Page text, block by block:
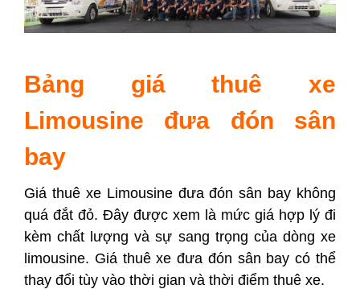
Bảng giá thuê xe
Limousine đưa đón sân
bay
Giá thuê xe Limousine đưa đón sân bay không
quá đắt đỏ. Đây được xem là mức giá hợp lý đi
kèm chất lượng và sự sang trọng của dòng xe
limousine. Giá thuê xe đưa đón sân bay có thể
thay đổi tùy vào thời gian và thời điểm thuê xe.